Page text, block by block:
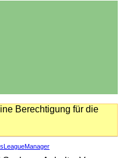
Berechtigung für die